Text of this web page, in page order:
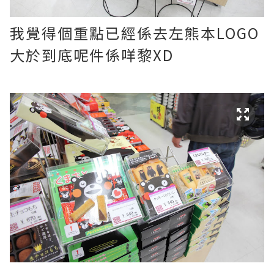
我覺得個重點已經係去左熊本LOGO
大於到底呢件係咩黎XD